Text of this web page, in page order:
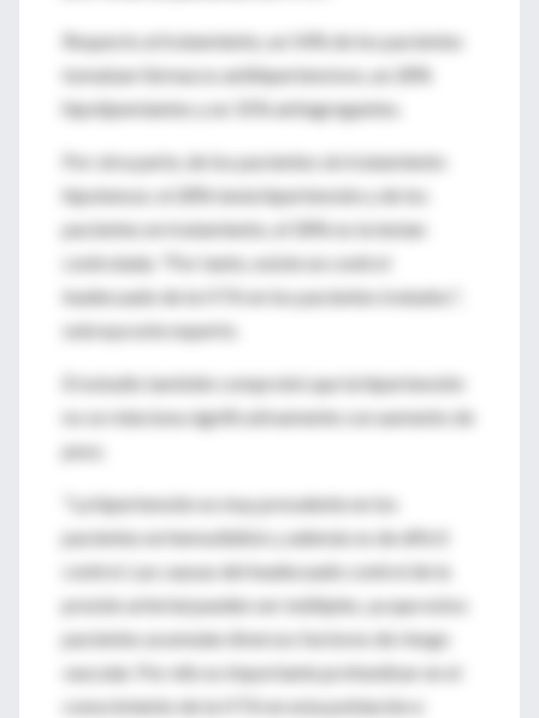
Respecto al tratamiento, un 54% de los pacientes
tomaban fármacos antihipertensivos, un 28%
hipolipemiantes y un 31% antiagregantes.
Por otra parte, de los pacientes sin tratamiento
hipotensor, el 28% tenía hipertensión y de los
pacientes en tratamiento, el 58% no la tenían
controlada. "Por tanto, existe un control
inadecuado de la HTA en los pacientes tratados",
subraya este experto.
El estudio también comprobó que la hipertensión
no se relaciona significativamente con aumento de
peso.
"La hipertensión es muy prevalente en los
pacientes en hemodiálisis y además es de difícil
control. Las causas del inadecuado control de la
presión arterial pueden ser múltiples, ya que estos
pacientes acumulan diversos factores de riesgo
vascular. Por ello es importante profundizar en el
conocimiento de la HTA en esta población e